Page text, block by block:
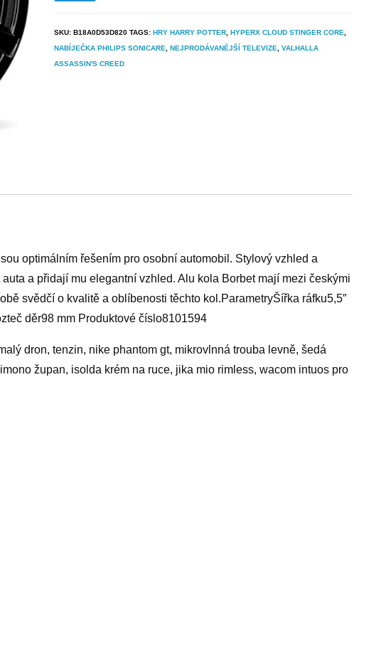
SKU: B18A0D53D820 TAGS: HRY HARRY POTTER, HYPERX CLOUD STINGER CORE,
NABÍJEČKA PHILIPS SONICARE, NEJPRODÁVANĚJŠÍ TELEVIZE, VALHALLA
ASSASSIN'S CREED
optimálním řešením pro osobní automobil. Stylový vzhled a
a přidají mu elegantní vzhled. Alu kola Borbet mají mezi českými
svědčí o kvalitě a oblíbenosti těchto kol.ParametryŠířka ráfku5,5″
děr98 mm Produktové číslo8101594
dron, tenzin, nike phantom gt, mikrovlnná trouba levně, šedá
župan, isolda krém na ruce, jika mio rimless, wacom intuos pro